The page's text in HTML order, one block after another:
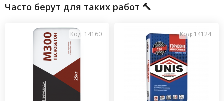
Часто берут для таких работ 🔨
Код: 14160 Код: 14124